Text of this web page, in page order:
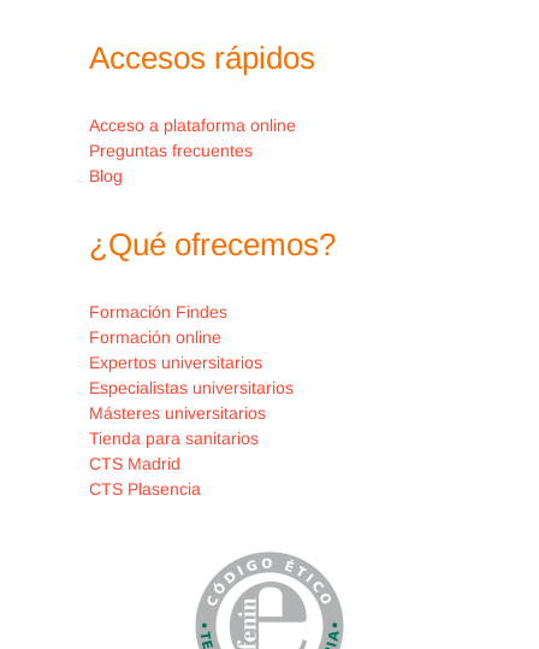
Accesos rápidos
Acceso a plataforma online
Preguntas frecuentes
Blog
¿Qué ofrecemos?
Formación Findes
Formación online
Expertos universitarios
Especialistas universitarios
Másteres universitarios
Tienda para sanitarios
CTS Madrid
CTS Plasencia